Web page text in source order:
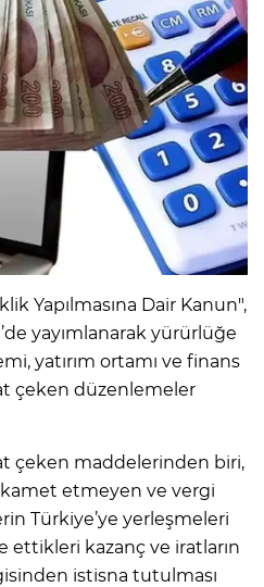
Yapılmasına Dair Kanun",
yayımlanarak yürürlüğe
yatırım ortamı ve finans
çeken düzenlemeler
çeken maddelerinden biri,
ikamet etmeyen ve vergi
Türkiye’ye yerleşmeleri
ettikleri kazanç ve iratların
istisna tutulması